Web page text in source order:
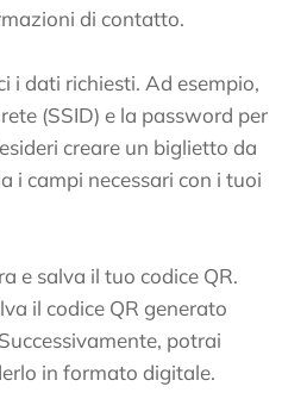
di contatto.
i dati richiesti. Ad esempio,
(SSID) e la password per
creare un biglietto da
i campi necessari con i tuoi
e salva il tuo codice QR.
il codice QR generato
potrai
in formato digitale.